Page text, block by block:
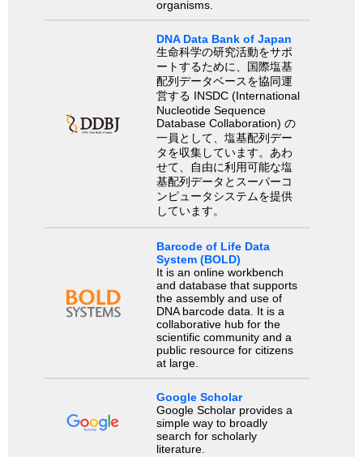
organisms.
DNA Data Bank of Japan
生命科学の研究活動をサポ
ートするために、国際塩基
配列データベースを協同運
営する INSDC (International
Nucleotide Sequence
Database Collaboration) の
一員として、塩基配列デー
タを収集しています。あわ
せて、自由に利用可能な塩
基配列データとスーパーコ
ンピュータシステムを提供
しています。
Barcode of Life Data
System (BOLD)
It is an online workbench
and database that supports
the assembly and use of
DNA barcode data. It is a
collaborative hub for the
scientific community and a
public resource for citizens
at large.
Google Scholar
Google Scholar provides a
simple way to broadly
search for scholarly
literature.